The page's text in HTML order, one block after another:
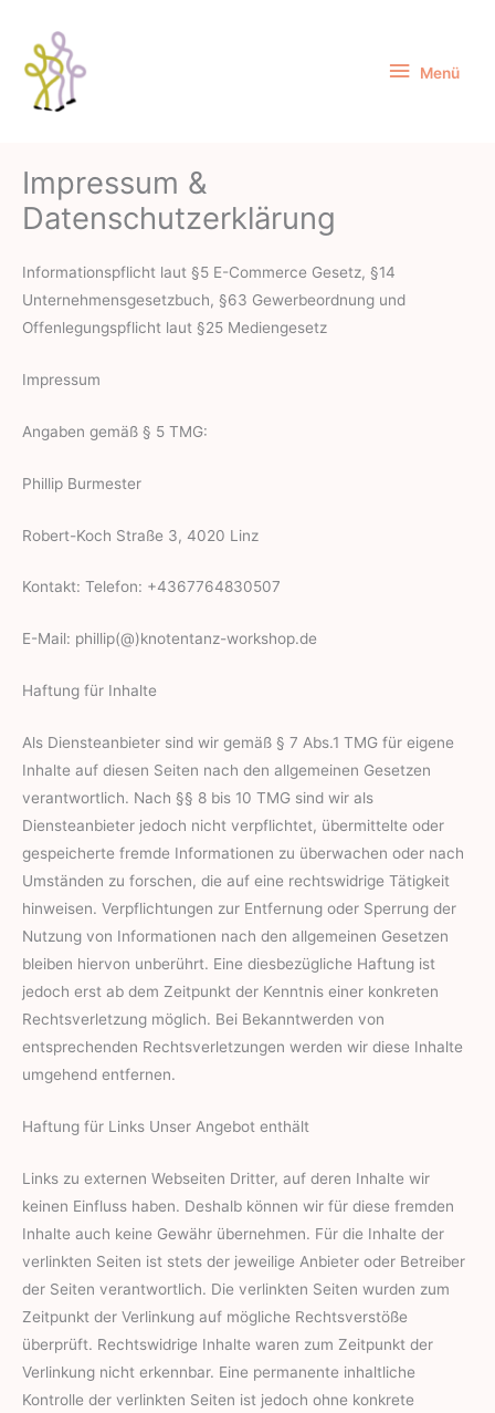
Inhalt
springen
Menü
Impressum &
Datenschutzerklärung
Informationspflicht laut §5 E-Commerce Gesetz, §14
Unternehmensgesetzbuch, §63 Gewerbeordnung und
Offenlegungspflicht laut §25 Mediengesetz
Impressum
Angaben gemäß § 5 TMG:
Phillip Burmester
Robert-Koch Straße 3, 4020 Linz
Kontakt: Telefon: +4367764830507
E-Mail: phillip(@)knotentanz-workshop.de
Haftung für Inhalte
Als Diensteanbieter sind wir gemäß § 7 Abs.1 TMG für eigene
Inhalte auf diesen Seiten nach den allgemeinen Gesetzen
verantwortlich. Nach §§ 8 bis 10 TMG sind wir als
Diensteanbieter jedoch nicht verpflichtet, übermittelte oder
gespeicherte fremde Informationen zu überwachen oder nach
Umständen zu forschen, die auf eine rechtswidrige Tätigkeit
hinweisen. Verpflichtungen zur Entfernung oder Sperrung der
Nutzung von Informationen nach den allgemeinen Gesetzen
bleiben hiervon unberührt. Eine diesbezügliche Haftung ist
jedoch erst ab dem Zeitpunkt der Kenntnis einer konkreten
Rechtsverletzung möglich. Bei Bekanntwerden von
entsprechenden Rechtsverletzungen werden wir diese Inhalte
umgehend entfernen.
Haftung für Links Unser Angebot enthält
Links zu externen Webseiten Dritter, auf deren Inhalte wir
keinen Einfluss haben. Deshalb können wir für diese fremden
Inhalte auch keine Gewähr übernehmen. Für die Inhalte der
verlinkten Seiten ist stets der jeweilige Anbieter oder Betreiber
der Seiten verantwortlich. Die verlinkten Seiten wurden zum
Zeitpunkt der Verlinkung auf mögliche Rechtsverstöße
überprüft. Rechtswidrige Inhalte waren zum Zeitpunkt der
Verlinkung nicht erkennbar. Eine permanente inhaltliche
Kontrolle der verlinkten Seiten ist jedoch ohne konkrete